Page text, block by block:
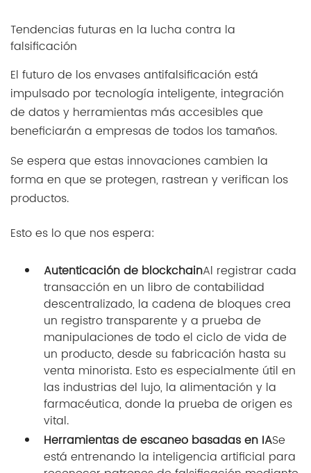
Tendencias futuras en la lucha contra la
falsificación
El futuro de los envases antifalsificación está
impulsado por tecnología inteligente, integración
de datos y herramientas más accesibles que
beneficiarán a empresas de todos los tamaños.
Se espera que estas innovaciones cambien la
forma en que se protegen, rastrean y verifican los
productos.
Esto es lo que nos espera:
Autenticación de blockchainAl registrar cada
transacción en un libro de contabilidad
descentralizado, la cadena de bloques crea
un registro transparente y a prueba de
manipulaciones de todo el ciclo de vida de
un producto, desde su fabricación hasta su
venta minorista. Esto es especialmente útil en
las industrias del lujo, la alimentación y la
farmacéutica, donde la prueba de origen es
vital.
Herramientas de escaneo basadas en IASe
está entrenando la inteligencia artificial para